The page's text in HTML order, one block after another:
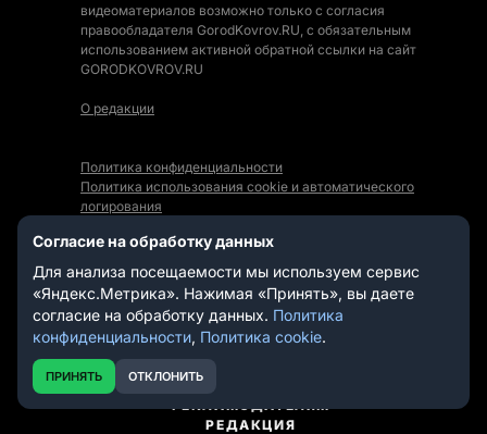
видеоматериалов возможно только с согласия
правообладателя GorodKovrov.RU, с обязательным
использованием активной обратной ссылки на сайт
GORODKOVROV.RU
О редакции
Политика конфиденциальности
Политика использования cookie и автоматического
логирования
Мы в социальных сетях:
СТАТЬИ
НОВОСТИ
РЕКЛАМОДАТЕЛЯМ
РЕДАКЦИЯ
Согласие на обработку данных
Для анализа посещаемости мы используем сервис
«Яндекс.Метрика». Нажимая «Принять», вы даете
согласие на обработку данных. Политика
конфиденциальности, Политика cookie.
ПРИНЯТЬ ОТКЛОНИТЬ